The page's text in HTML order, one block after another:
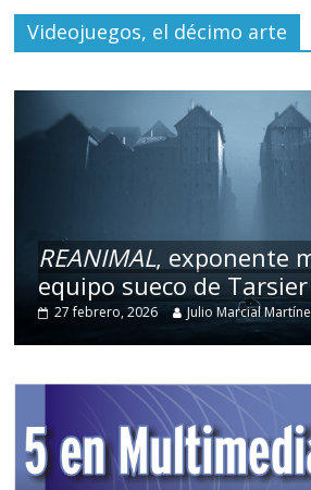
Videojuegos, el décimo arte
REANIMAL, exponente
equipo sueco de
27 febrero, 2026 Julio Marcial